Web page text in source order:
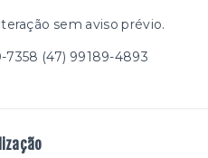
sem aviso prévio.
(47) 99189-4893